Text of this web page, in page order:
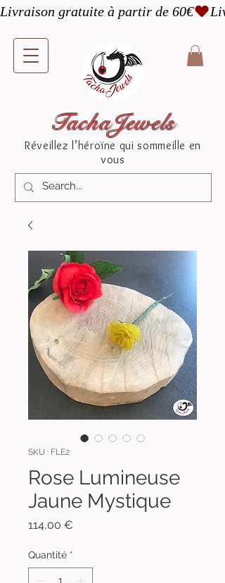
TachaJewels
Réveillez l’héroïne qui sommeille en
vous
Livraison gratuite à partir de 60€
SKU : FLE2
Rose Lumineuse
Jaune Mystique
114,00 €
Quantité *